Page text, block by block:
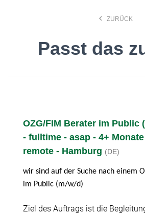
Finde den
search
keyboard_arrow_left ZURÜCK
Passt das
OZG/FIM Berater im Public
- fulltime - asap - 4+
remote - Hamburg (DE)
wir sind auf der Suche nach einem
im Public (m/w/d)
Ziel des Auftrags ist die